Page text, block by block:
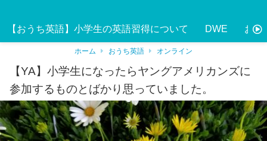
【おうち英語】小学生の英語習得について DWE おう
ホーム おうち英語 オンライン
【YA】小学生になったらヤングアメリカンズに
参加するものとばかり思っていました。